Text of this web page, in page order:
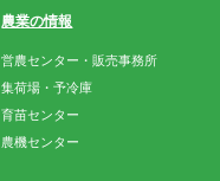
農業の情報
営農センター・販売事務所
集荷場・予冷庫
育苗センター
農機センター